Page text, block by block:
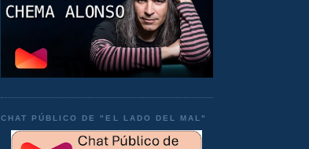
CHAT PÚBLICO DE "EL LADO DEL MAL"